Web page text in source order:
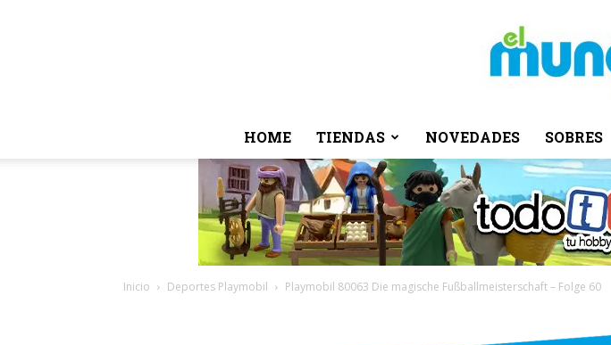
El
HOME TIENDAS NOVEDADES SOBRES
Inicio Deportes Playmobil Playmobil 80063 Die magische Fußballmeisterschaft – Folge 60